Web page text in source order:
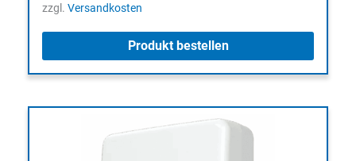
zzgl. Versandkosten
Produkt bestellen